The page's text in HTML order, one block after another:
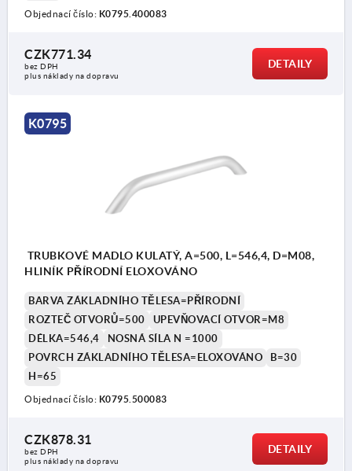
Objednací číslo: K0795.400083
CZK771.34
bez DPH
plus náklady na dopravu
DETAILY
K0795
TRUBKOVÉ MADLO KULATÝ, A=500, L=546,4, D=M08,
HLINÍK PŘÍRODNÍ ELOXOVÁNO
BARVA ZÁKLADNÍHO TĚLESA=PŘÍRODNÍ
ROZTEČ OTVORŮ=500
UPEVŇOVACÍ OTVOR=M8
DÉLKA=546,4
NOSNÁ SÍLA N =1000
POVRCH ZÁKLADNÍHO TĚLESA=ELOXOVÁNO
B=30
H=65
Objednací číslo: K0795.500083
CZK878.31
bez DPH
plus náklady na dopravu
DETAILY